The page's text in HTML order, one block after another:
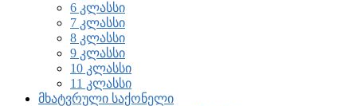
6 კლასსი
7 კლასსი
8 კლასსი
9 კლასსი
10 კლასსი
11 კლასსი
მხატვრული საქონელი